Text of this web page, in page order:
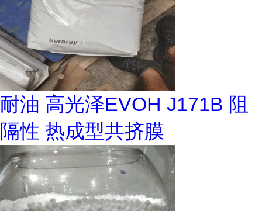
耐油 高光泽EVOH J171B 阻
隔性 热成型共挤膜